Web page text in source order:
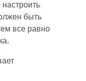
быть
все равно